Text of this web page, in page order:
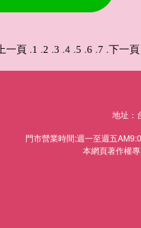
上一頁 .1 .2 .3 .4 .5 .6 .7 .下一頁
地址：
門市營業時間:週一至週五
本網頁著作權